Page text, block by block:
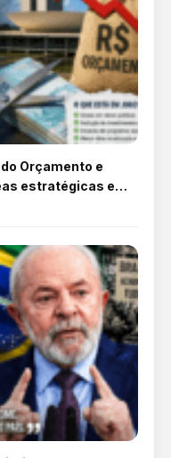
Orçamento e
estratégicas em